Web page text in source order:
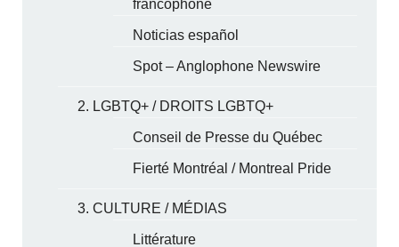
francophone
Noticias español
Spot – Anglophone Newswire
2. LGBTQ+ / DROITS LGBTQ+
Conseil de Presse du Québec
Fierté Montréal / Montreal Pride
3. CULTURE / MÉDIAS
Littérature